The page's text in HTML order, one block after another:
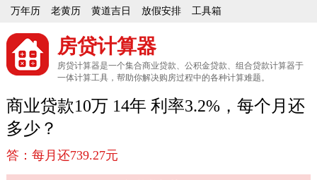
万年历 老黄历 黄道吉日 放假安排 工具箱
房贷计算器
房贷计算器是一个集合商业贷款、公积金贷款、组合贷款计算器于
一体计算工具，帮助你解决购房过程中的各种计算难题。
商业贷款10万 14年 利率3.2%，每个月还
多少？
答：每月还739.27元